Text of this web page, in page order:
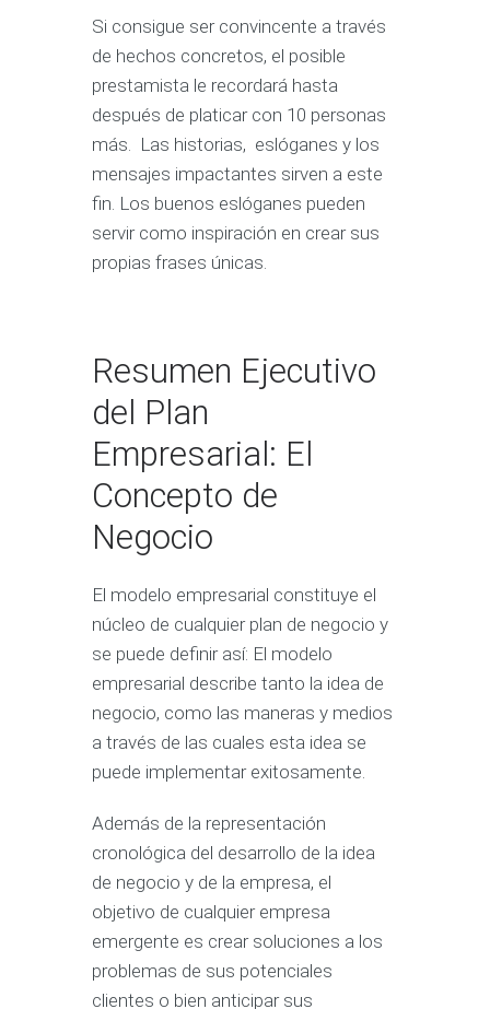
Si consigue ser convincente a través
de hechos concretos, el posible
prestamista le recordará hasta
después de platicar con 10 personas
más. Las historias, eslóganes y los
mensajes impactantes sirven a este
fin. Los buenos eslóganes pueden
servir como inspiración en crear sus
propias frases únicas.
Resumen Ejecutivo
del Plan
Empresarial: El
Concepto de
Negocio
El modelo empresarial constituye el
núcleo de cualquier plan de negocio y
se puede definir así: El modelo
empresarial describe tanto la idea de
negocio, como las maneras y medios
a través de las cuales esta idea se
puede implementar exitosamente.
Además de la representación
cronológica del desarrollo de la idea
de negocio y de la empresa, el
objetivo de cualquier empresa
emergente es crear soluciones a los
problemas de sus potenciales
clientes o bien anticipar sus